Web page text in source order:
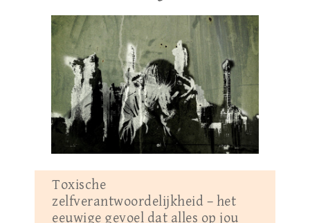
Toxische
zelfverantwoordelijkheid – het
eeuwige gevoel dat alles op jou